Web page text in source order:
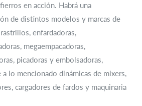
en acción. Habrá una
de distintos modelos y marcas de
enfardadoras,
megaempacadoras,
picadoras y embolsadoras,
a lo mencionado dinámicas de mixers,
cargadores de fardos y maquinaria